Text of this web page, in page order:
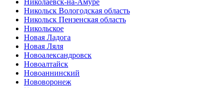
Николаевск-на-Амуре
Никольск Вологодская область
Никольск Пензенская область
Никольское
Новая Ладога
Новая Ляля
Новоалександровск
Новоалтайск
Новоаннинский
Нововоронеж